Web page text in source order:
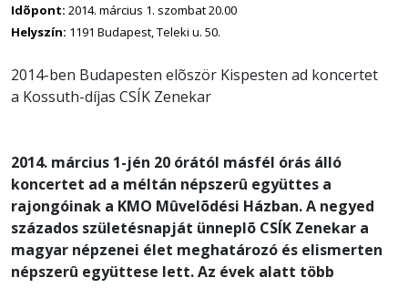
Idõpont: 2014. március 1. szombat20.00
Helyszín: 1191 Budapest, Teleki u. 50.
2014-ben Budapesten elõször Kispesten ad koncertet
a Kossuth-díjas CSÍK Zenekar
2014. március 1-jén 20 órától másfél órás álló
koncertet ad a méltán népszerû együttes a
rajongóinak a KMO Mûvelõdési Házban. A negyed
százados születésnapját ünneplõ CSÍK Zenekar a
magyar népzenei élet meghatározó és elismerten
népszerû együttese lett. Az évek alatt több